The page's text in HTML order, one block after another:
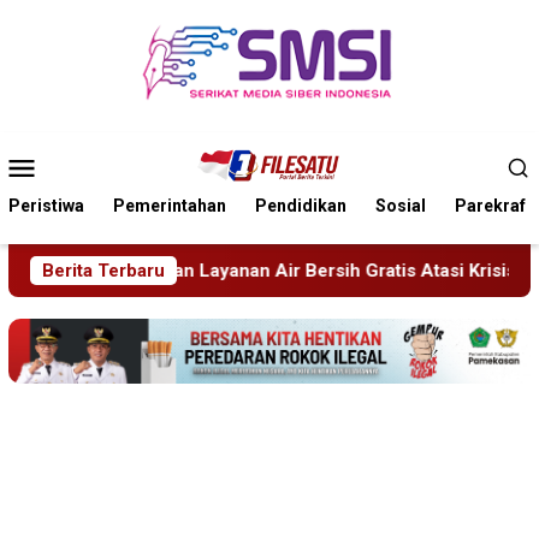
Mobile
Peristiwa Pemerintahan Pendidikan Sosial Parekraf
Berita Terbaru
Air Bersih Gratis Atasi Krisis Kemarau Sidang